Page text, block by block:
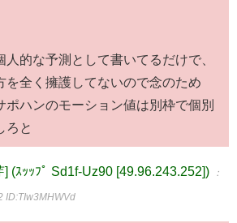
人的な予測として書いてるだけで、
を全く擁護してないので念のため
ポハンのモーション値は別枠で個別
ろと
] (ｽｯｯﾌﾟ Sd1f-Uz90 [49.96.243.252]) ：
ID:TIw3MHWVd